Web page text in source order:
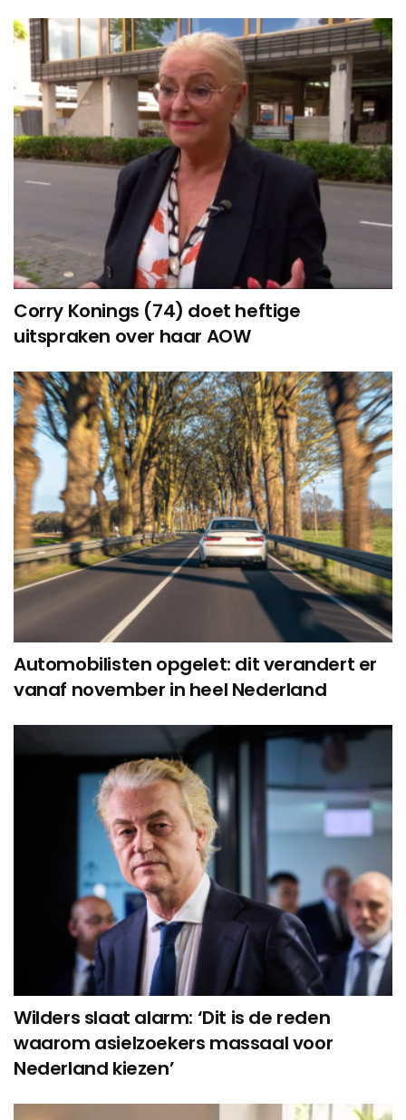
Corry Konings (74) doet heftige
uitspraken over haar AOW
Automobilisten opgelet: dit verandert er
vanaf november in heel Nederland
Wilders slaat alarm: ‘Dit is de reden
waarom asielzoekers massaal voor
Nederland kiezen’